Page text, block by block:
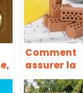
Comment
assurer la
gestion
projet de